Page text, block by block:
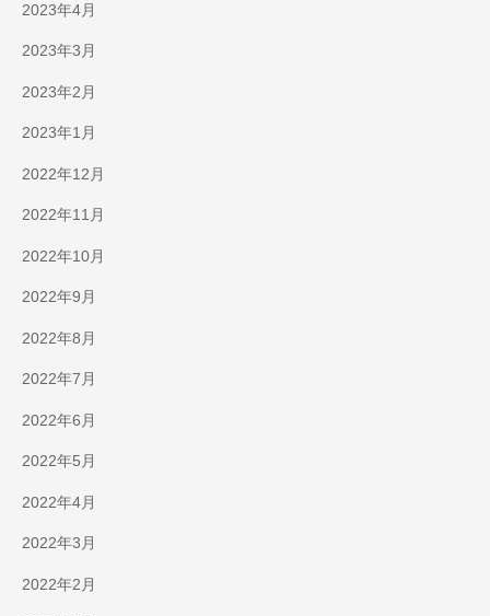
2023年4月
2023年3月
2023年2月
2023年1月
2022年12月
2022年11月
2022年10月
2022年9月
2022年8月
2022年7月
2022年6月
2022年5月
2022年4月
2022年3月
2022年2月